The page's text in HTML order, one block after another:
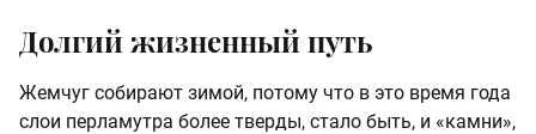
Долгий жизненный путь
Жемчуг собирают зимой, потому что в это время года
слои перламутра более тверды, стало быть, и «камни»,